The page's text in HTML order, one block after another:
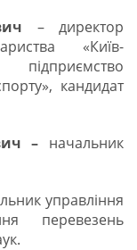
– директор
«Київ-
кандидат
– начальник
управління
перевезень